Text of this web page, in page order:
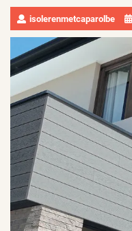
isolerenmetcaparolbe